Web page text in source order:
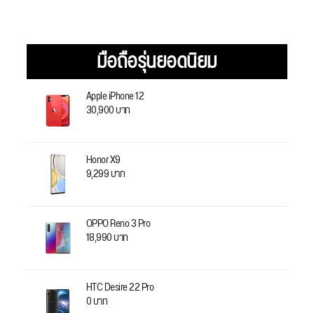
มือถือรุ่นยอดนิยม
Apple iPhone 12
30,900 บาท
Honor X9
9,299 บาท
OPPO Reno 3 Pro
18,990 บาท
HTC Desire 22 Pro
0 บาท